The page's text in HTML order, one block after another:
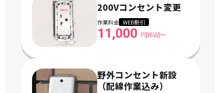
200Vコンセント変更
作業料金 WEB割引
11,000 円[税込]〜
野外コンセント新設
（配線作業込み）